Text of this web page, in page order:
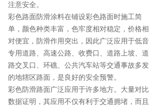
注意安全。
彩色路面防滑涂料在铺设彩色路面时施工简
单，颜色种类丰富，色牢度相对稳定，价格相
对便宜，防滑作用突出，因此广泛应用于低音
专用道路、高速公路、收费口、道路上坡、道
路交叉口、环礁、公共汽车站等交通事故多发
的地辖区路面，是良好的安全预警。
彩色防滑路面广泛应用于许多地方。大量对比
数据证明，其应用不仅有利于交通拥堵，而且